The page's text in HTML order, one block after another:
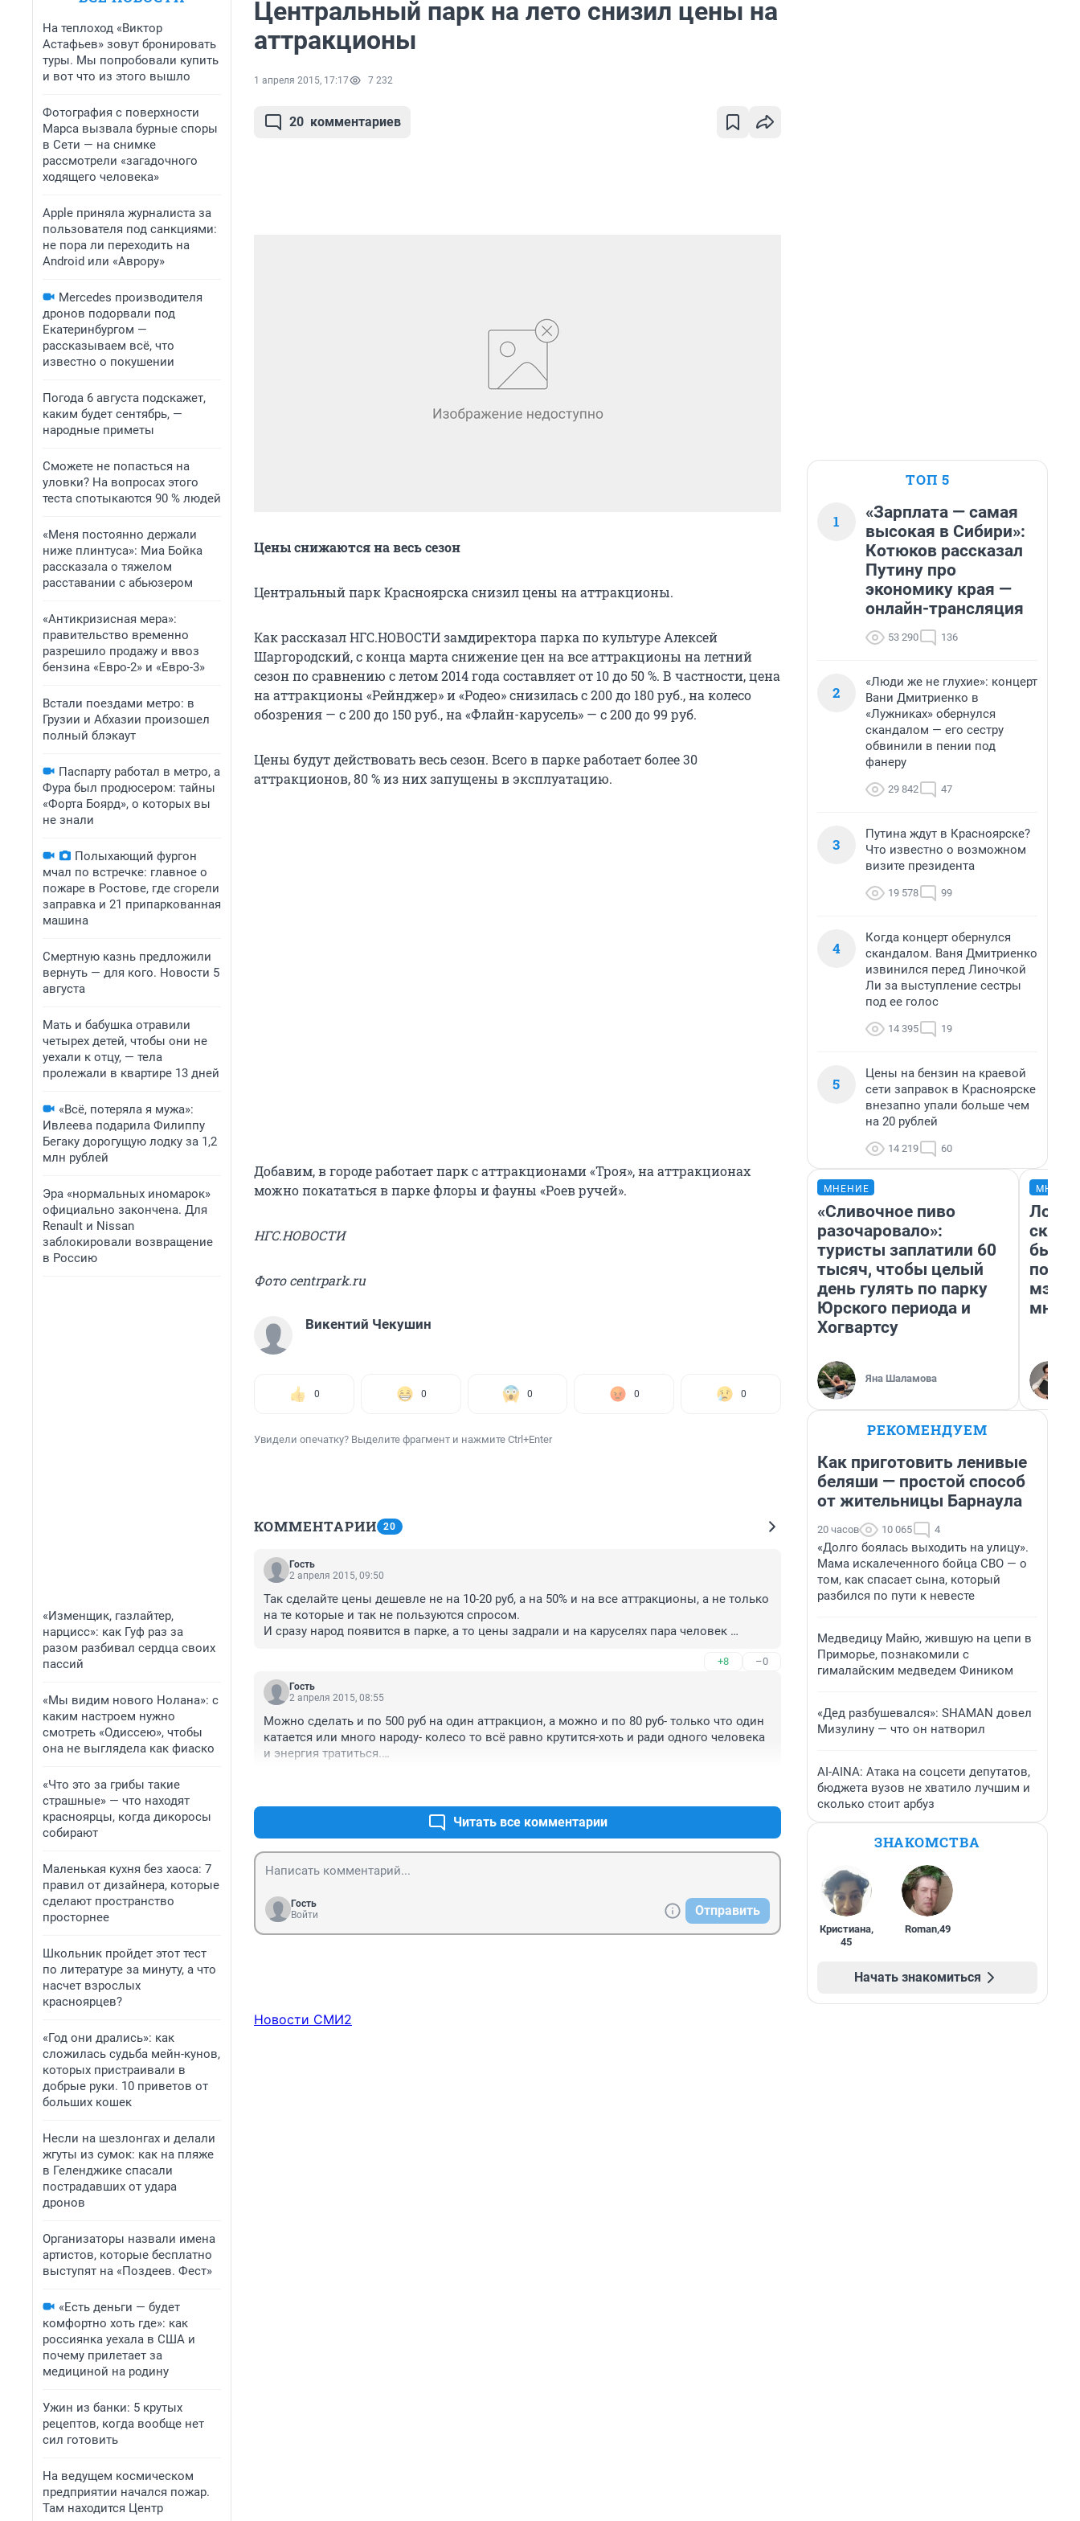
На теплоход «Виктор
Астафьев» зовут бронировать
туры. Мы попробовали купить
и вот что из этого вышло
Фотография с поверхности
Марса вызвала бурные споры
в Сети — на снимке
рассмотрели «загадочного
ходящего человека»
Apple приняла журналиста за
пользователя под санкциями:
не пора ли переходить на
Android или «Аврору»
Mercedes производителя
дронов подорвали под
Екатеринбургом —
рассказываем всё, что
известно о покушении
Погода 6 августа подскажет,
каким будет сентябрь, —
народные приметы
Сможете не попасться на
уловки? На вопросах этого
теста спотыкаются 90 % людей
«Меня постоянно держали
ниже плинтуса»: Миа Бойка
рассказала о тяжелом
расставании с абьюзером
«Антикризисная мера»:
правительство временно
разрешило продажу и ввоз
бензина «Евро-2» и «Евро-3»
Встали поездами метро: в
Грузии и Абхазии произошел
полный блэкаут
Паспарту работал в метро, а
Фура был продюсером: тайны
«Форта Боярд», о которых вы
не знали
Полыхающий фургон
мчал по встречке: главное о
пожаре в Ростове, где сгорели
заправка и 21 припаркованная
машина
Смертную казнь предложили
вернуть — для кого. Новости 5
августа
Мать и бабушка отравили
четырех детей, чтобы они не
уехали к отцу, — тела
пролежали в квартире 13 дней
«Всё, потеряла я мужа»:
Ивлеева подарила Филиппу
Бегаку дорогущую лодку за 1,2
млн рублей
Эра «нормальных иномарок»
официально закончена. Для
Renault и Nissan
заблокировали возвращение
в Россию
«Изменщик, газлайтер,
нарцисс»: как Гуф раз за
разом разбивал сердца своих
пассий
«Мы видим нового Нолана»: с
каким настроем нужно
смотреть «Одиссею», чтобы
она не выглядела как фиаско
«Что это за грибы такие
страшные» — что находят
красноярцы, когда дикоросы
собирают
Маленькая кухня без хаоса: 7
правил от дизайнера, которые
сделают пространство
просторнее
Школьник пройдет этот тест
по литературе за минуту, а что
насчет взрослых
красноярцев?
«Год они дрались»: как
сложилась судьба мейн-кунов,
которых пристраивали в
добрые руки. 10 приветов от
больших кошек
Несли на шезлонгах и делали
жгуты из сумок: как на пляже
в Геленджике спасали
пострадавших от удара
дронов
Организаторы назвали имена
артистов, которые бесплатно
выступят на «Поздеев. Фест»
«Есть деньги — будет
комфортно хоть где»: как
россиянка уехала в США и
почему прилетает за
медициной на родину
Ужин из банки: 5 крутых
рецептов, когда вообще нет
сил готовить
На ведущем космическом
предприятии начался пожар.
Там находится Центр
Центральный парк на лето снизил цены на
аттракционы
1 апреля 2015, 17:17 7 232
20 комментариев
Цены снижаются на весь сезон
Центральный парк Красноярска снизил цены на аттракционы.
Как рассказал НГС.НОВОСТИ замдиректора парка по культуре Алексей
Шаргородский, с конца марта снижение цен на все аттракционы на летний
сезон по сравнению с летом 2014 года составляет от 10 до 50 %. В частности, цена
на аттракционы «Рейнджер» и «Родео» снизилась с 200 до 180 руб., на колесо
обозрения — с 200 до 150 руб., на «Флайн-карусель» — с 200 до 99 руб.
Цены будут действовать весь сезон. Всего в парке работает более 30
аттракционов, 80 % из них запущены в эксплуатацию.
Добавим, в городе работает парк с аттракционами «Троя», на аттракционах
можно покататься в парке флоры и фауны «Роев ручей».
НГС.НОВОСТИ
Фото centrpark.ru
Викентий Чекушин
0 0 0 0 0
Увидели опечатку? Выделите фрагмент и нажмите Ctrl+Enter
КОММЕНТАРИИ 20
Гость
2 апреля 2015, 09:50
Так сделайте цены дешевле не на 10-20 руб, а на 50% и на все аттракционы, а не только
на те которые и так не пользуются спросом.
И сразу народ появится в парке, а то цены задрали и на каруселях пара человек
+8 –0
Гость
2 апреля 2015, 08:55
Можно сделать и по 500 руб на один аттракцион, а можно и по 80 руб- только что один
катается или много народу- колесо то всё равно крутится-хоть и ради одного человека
и энергия тратиться.
Читать все комментарии
Гость
Войти
Отправить
Новости СМИ2
ТОП 5
1
«Зарплата — самая
высокая в Сибири»:
Котюков рассказал
Путину про
экономику края —
онлайн-трансляция
53 290 136
2
«Люди же не глухие»: концерт
Вани Дмитриенко в
«Лужниках» обернулся
скандалом — его сестру
обвинили в пении под
фанеру
29 842 47
3
Путина ждут в Красноярске?
Что известно о возможном
визите президента
19 578 99
4
Когда концерт обернулся
скандалом. Ваня Дмитриенко
извинился перед Линочкой
Ли за выступление сестры
под ее голос
14 395 19
5
Цены на бензин на краевой
сети заправок в Красноярске
внезапно упали больше чем
на 20 рублей
14 219 60
МНЕНИЕ
«Сливочное пиво
разочаровало»:
туристы заплатили 60
тысяч, чтобы целый
день гулять по парку
Юрского периода и
Хогвартсу
Яна Шаламова
был
мэр
РЕКОМЕНДУЕМ
Как приготовить ленивые
беляши — простой способ
от жительницы Барнаула
20 часов 10 065 4
«Долго боялась выходить на улицу».
Мама искалеченного бойца СВО — о
том, как спасает сына, который
разбился по пути к невесте
Медведицу Майю, жившую на цепи в
Приморье, познакомили с
гималайским медведем Фиником
«Дед разбушевался»: SHAMAN довел
Мизулину — что он натворил
AI-AINA: Атака на соцсети депутатов,
бюджета вузов не хватило лучшим и
сколько стоит арбуз
ЗНАКОМСТВА
Кристиана,
45
Roman,49
Начать знакомиться